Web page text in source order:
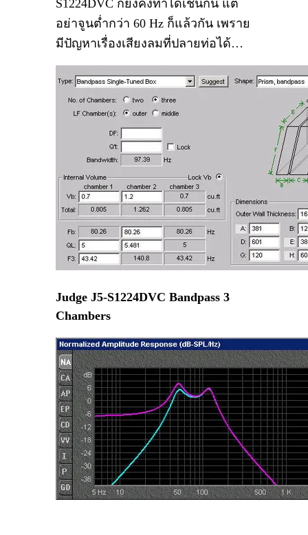
S1224DVC ก็ยังคงทำได้เช่นกัน แต่
อย่าจูนต่ำกว่า 60 Hz ก็แล้วกัน เพราย
มีปัญหาเรื่องเสียงลมที่ปลายท่อได้…
Judge J5-S1224DVC Bandpass 3
Chambers